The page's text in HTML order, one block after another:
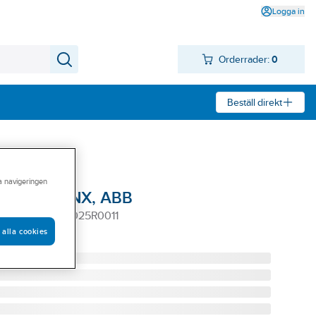
Logga in
Orderrader: 0
Beställ direkt
KNX, ABB
2CDG110025R0011
navigeringen
alla cookies